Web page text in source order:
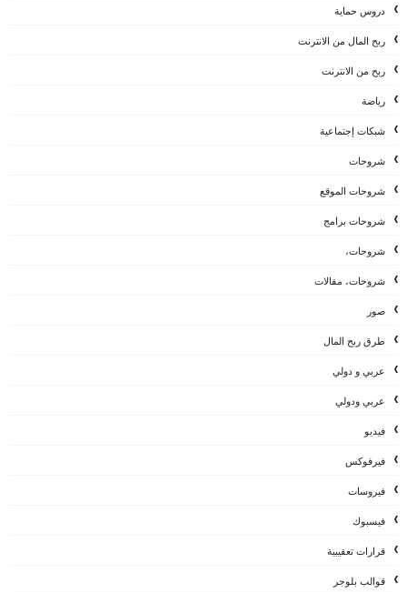
دروس حماية
ربح المال من الانترنت
ربح من الانترنت
رياضة
شبكات إجتماعية
شروحات
شروحات الموقع
شروحات برامج
شروحات،
شروحات، مقالات
صور
طرق ربح المال
عربي و دولي
عربي ودولي
فيديو
فيرفوكس
فيروسات
فيسبوك
قرارات تعقيبية
قوالب بلوجر